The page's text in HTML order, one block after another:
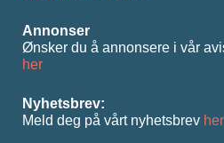
Annonser
Ønsker du å annonsere i vår
her
Nyhetsbrev:
Meld deg på vårt nyhetsbrev her